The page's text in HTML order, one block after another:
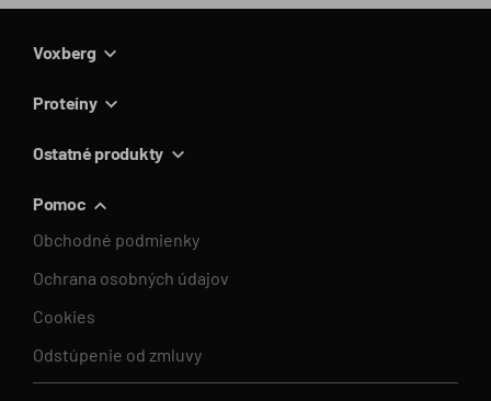
Voxberg
Proteíny
Ostatné produkty
Pomoc
Obchodné podmienky
Ochrana osobných údajov
Cookies
Odstúpenie od zmluvy